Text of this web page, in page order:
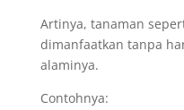
Artinya, tanaman
dimanfaatkan tanpa
alaminya.
Contohnya: